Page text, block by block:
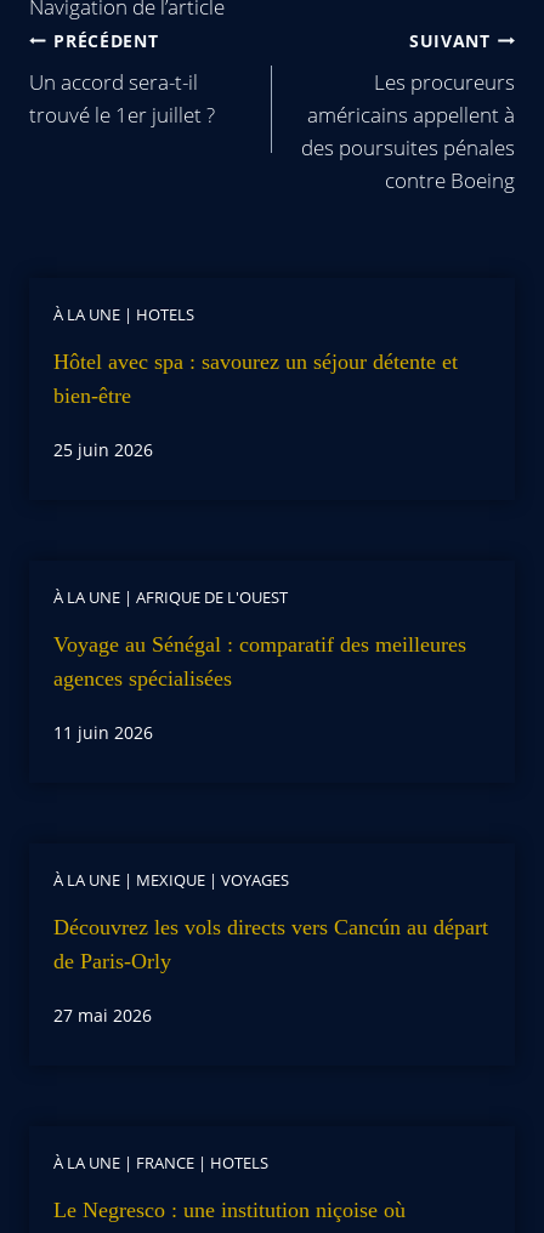
Navigation de l’article
PRÉCÉDENT
Un accord sera-t-il
trouvé le 1er juillet ?
SUIVANT
Les procureurs
américains appellent à
des poursuites pénales
contre Boeing
À LA UNE | HOTELS
Hôtel avec spa : savourez un séjour détente et
bien-être
25 juin 2026
À LA UNE | AFRIQUE DE L'OUEST
Voyage au Sénégal : comparatif des meilleures
agences spécialisées
11 juin 2026
À LA UNE | MEXIQUE | VOYAGES
Découvrez les vols directs vers Cancún au départ
de Paris-Orly
27 mai 2026
À LA UNE | FRANCE | HOTELS
Le Negresco : une institution niçoise où